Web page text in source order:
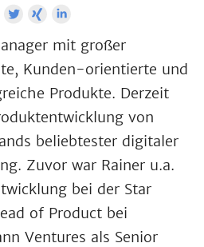
mit großer
Kunden-orientierte und
Produkte. Derzeit
von
beliebtester digitaler
Zuvor war Rainer u.a.
bei der Star
of Product bei
Ventures als Senior